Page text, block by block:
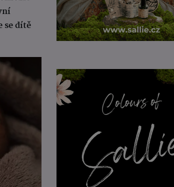
se dítě